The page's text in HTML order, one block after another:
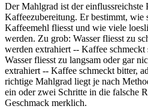
Der Mahlgrad ist der einflussreichste
Kaffeezubereitung. Er bestimmt, wie
Kaffeemehl fliesst und wie viele
werden. Zu grob: Wasser fliesst zu
werden extrahiert -- Kaffee
Wasser fliesst zu langsam oder gar
extrahiert -- Kaffee schmeckt bitter,
richtige Mahlgrad liegt je nach
ein oder zwei Schritte in die falsche
Geschmack merklich.